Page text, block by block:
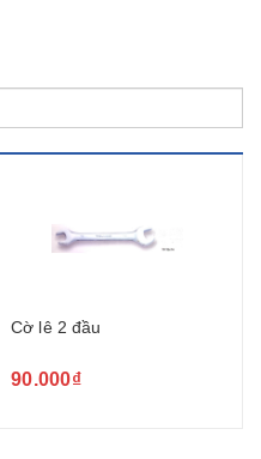
Cờ lê 2 đầu
90.000₫